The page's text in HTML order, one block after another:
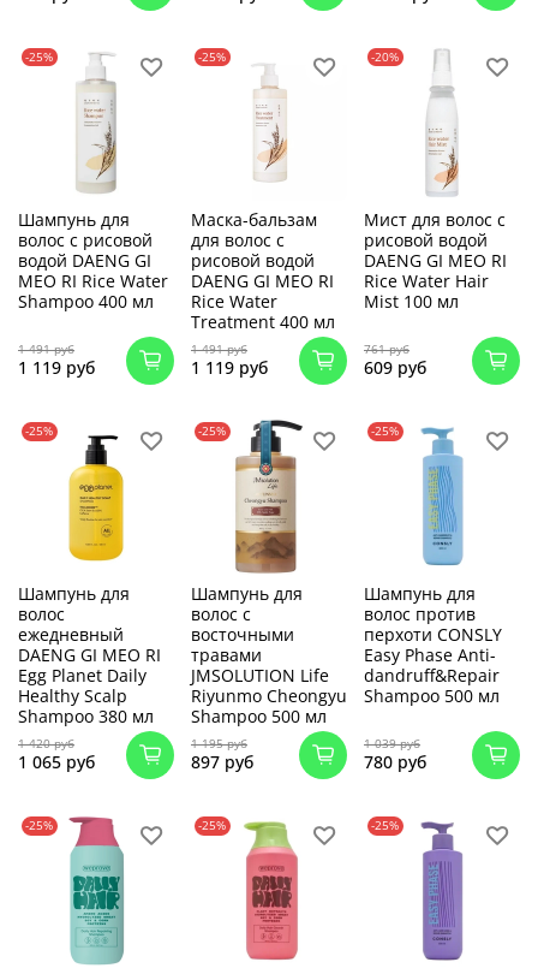
-25%
Шампунь для
волос с рисовой
водой DAENG GI
MEO RI Rice Water
Shampoo 400 мл
1 491 руб
1 119 руб
-25%
Маска-бальзам
для волос с
рисовой водой
DAENG GI MEO RI
Rice Water
Treatment 400 мл
1 491 руб
1 119 руб
-20%
Мист для волос с
рисовой водой
DAENG GI MEO RI
Rice Water Hair
Mist 100 мл
761 руб
609 руб
-25%
Шампунь для
волос
ежедневный
DAENG GI MEO RI
Egg Planet Daily
Healthy Scalp
Shampoo 380 мл
1 420 руб
1 065 руб
-25%
Шампунь для
волос с
восточными
травами
JMSOLUTION Life
Riyunmo Cheongyu
Shampoo 500 мл
1 195 руб
897 руб
-25%
Шампунь для
волос против
перхоти CONSLY
Easy Phase Anti-
dandruff&Repair
Shampoo 500 мл
1 039 руб
780 руб
-25% -25% -25%